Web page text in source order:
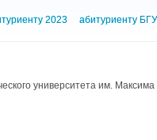
2023 абитуриенту
университета им.